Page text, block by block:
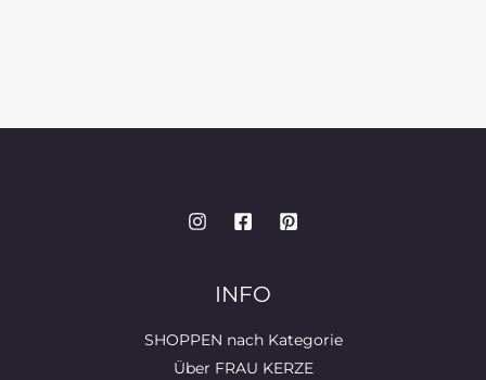
INFO
SHOPPEN nach Kategorie
Über FRAU KERZE